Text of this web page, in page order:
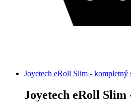
Joyetech eRoll Slim - kompletný
Joyetech eRoll Slim